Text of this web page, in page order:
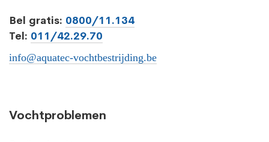
Bel gratis: 0800/11.134
Tel: 011/42.29.70
info@aquatec-vochtbestrijding.be
Vochtproblemen